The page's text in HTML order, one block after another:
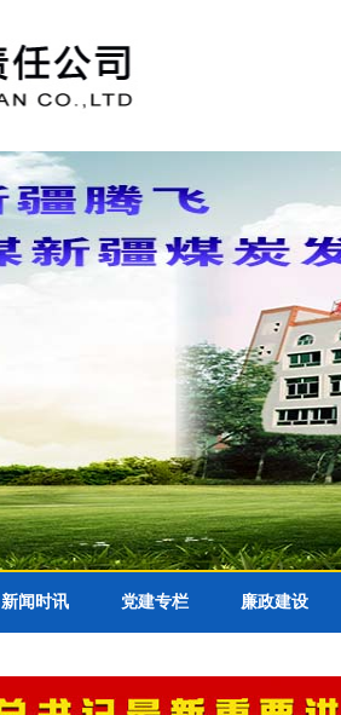
新闻时讯 党建专栏 廉政建设